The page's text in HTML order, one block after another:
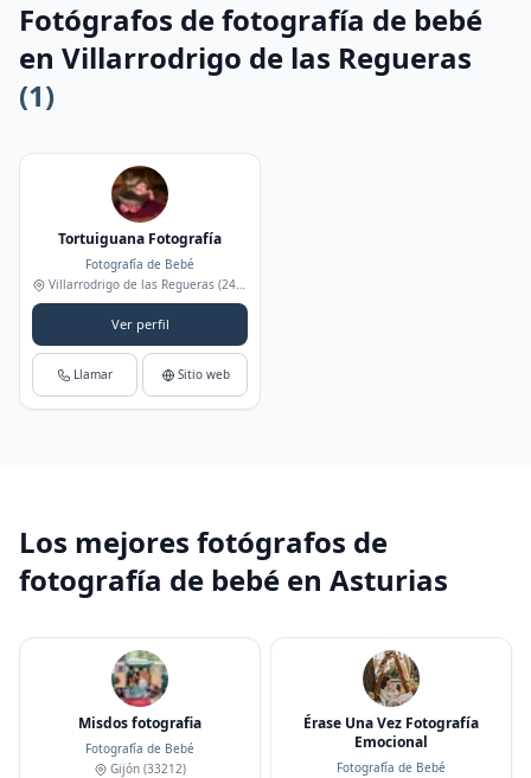
Fotógrafos de fotografía de bebé
en Villarrodrigo de las Regueras
(1)
Tortuiguana Fotografía
Fotografía de Bebé
Villarrodrigo de las Regueras (24197)
Ver perfil
Llamar Sitio web
Los mejores fotógrafos de
fotografía de bebé en Asturias
Misdos fotografia
Fotografía de Bebé
Gijón (33212)
Érase Una Vez Fotografía
Emocional
Fotografía de Bebé